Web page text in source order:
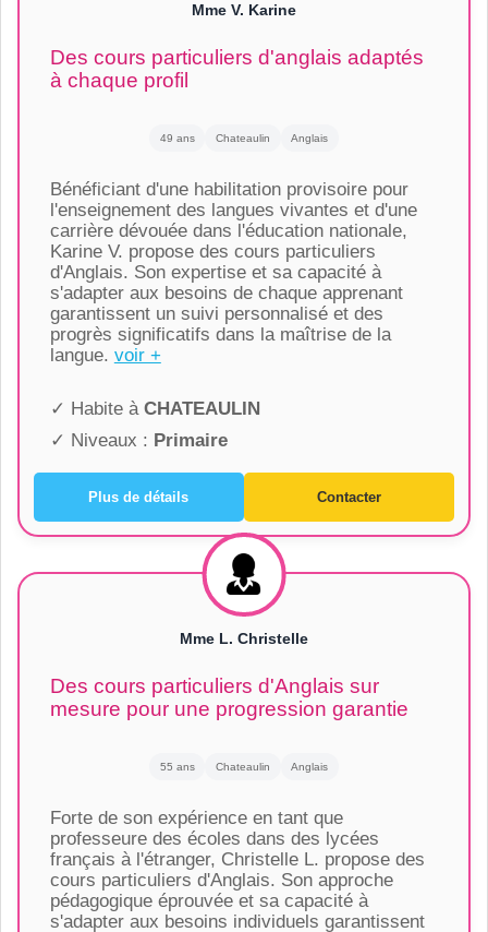
Mme V. Karine
Des cours particuliers d'anglais adaptés
à chaque profil
49 ans Chateaulin Anglais
Bénéficiant d'une habilitation provisoire pour
l'enseignement des langues vivantes et d'une
carrière dévouée dans l'éducation nationale,
Karine V. propose des cours particuliers
d'Anglais. Son expertise et sa capacité à
s'adapter aux besoins de chaque apprenant
garantissent un suivi personnalisé et des
progrès significatifs dans la maîtrise de la
langue. voir +
✓ Habite à CHATEAULIN
✓ Niveaux : Primaire
Plus de détails Contacter
Mme L. Christelle
Des cours particuliers d'Anglais sur
mesure pour une progression garantie
55 ans Chateaulin Anglais
Forte de son expérience en tant que
professeure des écoles dans des lycées
français à l'étranger, Christelle L. propose des
cours particuliers d'Anglais. Son approche
pédagogique éprouvée et sa capacité à
s'adapter aux besoins individuels garantissent